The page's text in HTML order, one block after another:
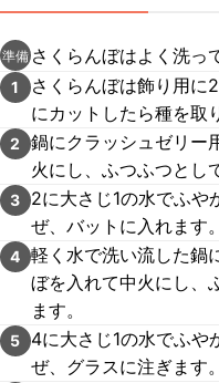
準備 さくらんぼはよく洗っ
1
さくらんぼは飾り用に
にカットしたら種を取
2
鍋にクラッシュゼリー
火にし、ふつふつとし
3
2に大さじ1の水でふや
ぜ、バットに入れます。
4 軽く水で洗い流した鍋
ぼを入れて中火にし、
ます。
5
4に大さじ1の水でふや
ぜ、グラスに注ぎます。